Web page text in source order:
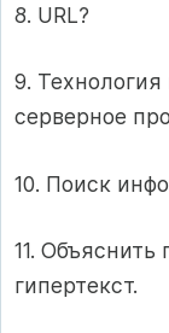
8. URL?
9.
серверное
10. Поиск
11.
гипертекст.